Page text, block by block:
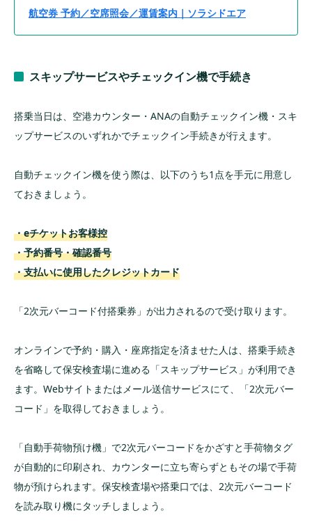
航空券 予約／空席照会／運賃案内｜ソラシドエア
スキップサービスやチェックイン機で手続き
搭乗当日は、空港カウンター・ANAの自動チェックイン機・スキ
ップサービスのいずれかでチェックイン手続きが行えます。
自動チェックイン機を使う際は、以下のうち1点を手元に用意し
ておきましょう。
・eチケットお客様控
・予約番号・確認番号
・支払いに使用したクレジットカード
「2次元バーコード付搭乗券」が出力されるので受け取ります。
オンラインで予約・購入・座席指定を済ませた人は、搭乗手続き
を省略して保安検査場に進める「スキップサービス」が利用でき
ます。Webサイトまたはメール送信サービスにて、「2次元バー
コード」を取得しておきましょう。
「自動手荷物預け機」で2次元バーコードをかざすと手荷物タグ
が自動的に印刷され、カウンターに立ち寄らずともその場で手荷
物が預けられます。保安検査場や搭乗口では、2次元バーコード
を読み取り機にタッチしましょう。